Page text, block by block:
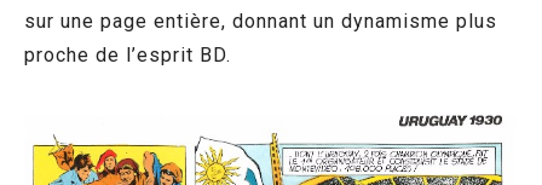
sur une page entière, donnant un dynamisme plus
proche de l’esprit BD.